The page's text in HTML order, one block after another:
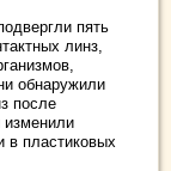
пять
линз,
обнаружили
после
изменили
в пластиковых